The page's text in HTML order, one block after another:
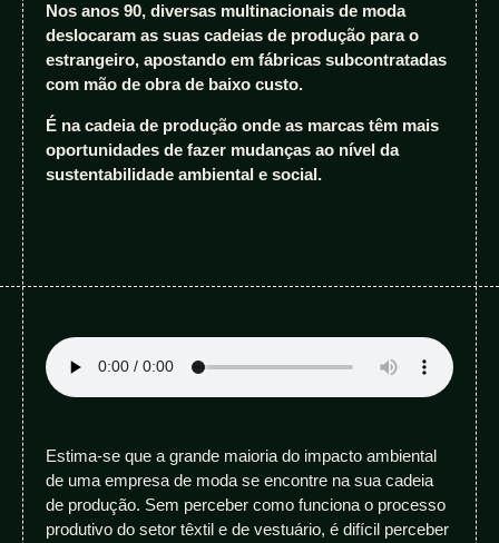
Nos anos 90, diversas multinacionais de moda
deslocaram as suas cadeias de produção para o
estrangeiro, apostando em fábricas subcontratadas
com mão de obra de baixo custo.
É na cadeia de produção onde as marcas têm mais
oportunidades de fazer mudanças ao nível da
sustentabilidade ambiental e social.
Estima-se que a grande maioria do impacto ambiental
de uma empresa de moda se encontre na sua cadeia
de produção. Sem perceber como funciona o processo
produtivo do setor têxtil e de vestuário, é difícil perceber